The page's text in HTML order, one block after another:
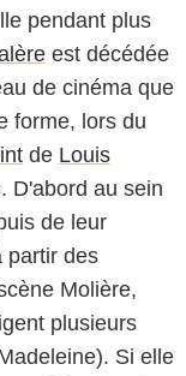
pendant plus
est décédée
de cinéma que
forme, lors du
de Louis
D'abord au sein
de leur
partir des
Molière,
plusieurs
Si elle